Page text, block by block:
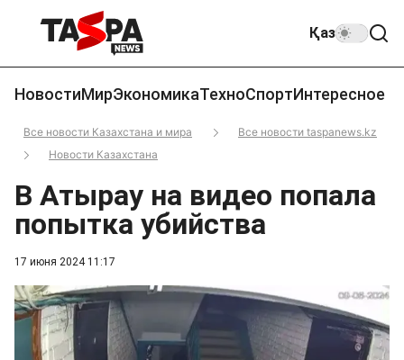
Қаз
НовостиМирЭкономикаТехноСпортИнтересное
Все новости Казахстана и мира
Все новости taspanews.kz
Новости Казахстана
17 июня 2024 11:17
В Атырау на видео попала
попытка убийства